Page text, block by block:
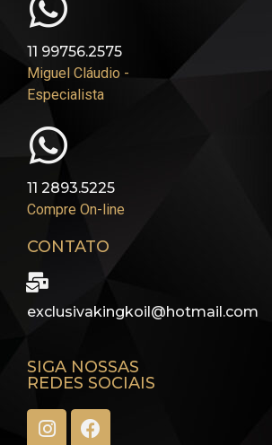
11 99756.2575
Miguel Cláudio -
Especialista
11 2893.5225
Compre On-line
CONTATO
exclusivakingkoil@hotmail.com
SIGA NOSSAS
REDES SOCIAIS